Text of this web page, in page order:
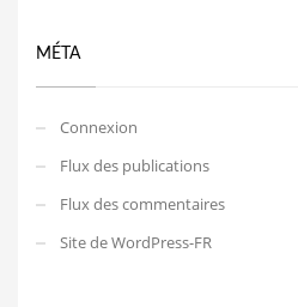
MÉTA
Connexion
Flux des publications
Flux des commentaires
Site de WordPress-FR